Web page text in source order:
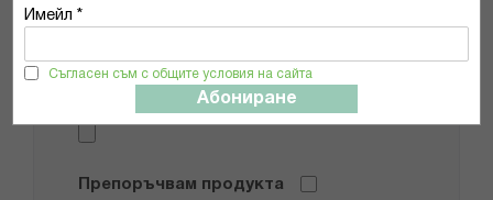
Имейл *
Съгласен съм с общите условия на сайта
Абониране
Добави снимки
Препоръчвам продукта